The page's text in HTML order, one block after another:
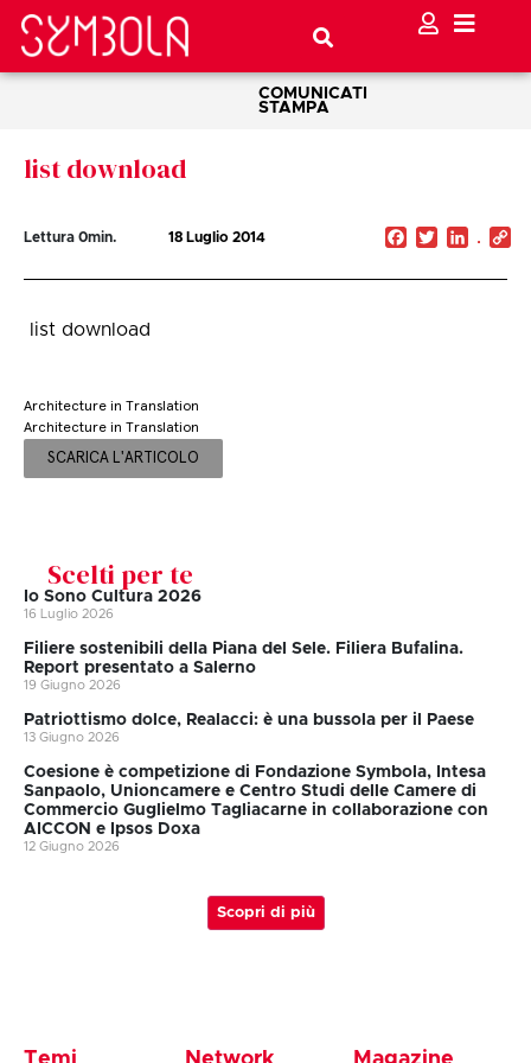
COMUNICATI
STAMPA
list download
Lettura 0min. 18 Luglio 2014 Facebook
Twitter
list download
Architecture in Translation
Architecture in Translation
SCARICA L'ARTICOLO
Scelti per te
Io Sono Cultura 2026
16 Luglio 2026
Filiere sostenibili della Piana del Sele. Filiera Bufalina.
Report presentato a Salerno
19 Giugno 2026
Patriottismo dolce, Realacci: è una bussola per il Paese
13 Giugno 2026
Coesione è competizione di Fondazione Symbola, Intesa
Sanpaolo, Unioncamere e Centro Studi delle Camere di
Commercio Guglielmo Tagliacarne in collaborazione con
AICCON e Ipsos Doxa
12 Giugno 2026
Scopri di più